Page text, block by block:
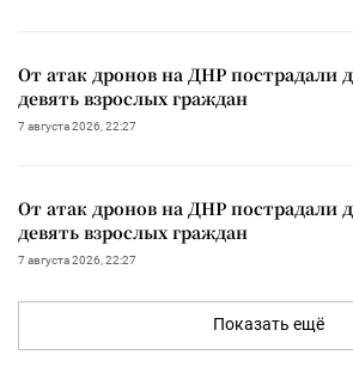
От атак дронов на ДНР пострадали
девять взрослых граждан
7 августа 2026, 22:27
От атак дронов на ДНР пострадали
девять взрослых граждан
7 августа 2026, 22:27
Показать ещё